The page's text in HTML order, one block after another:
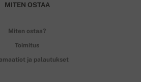
MITEN OSTAA
Miten ostaa?
Toimitus
ja palautukset